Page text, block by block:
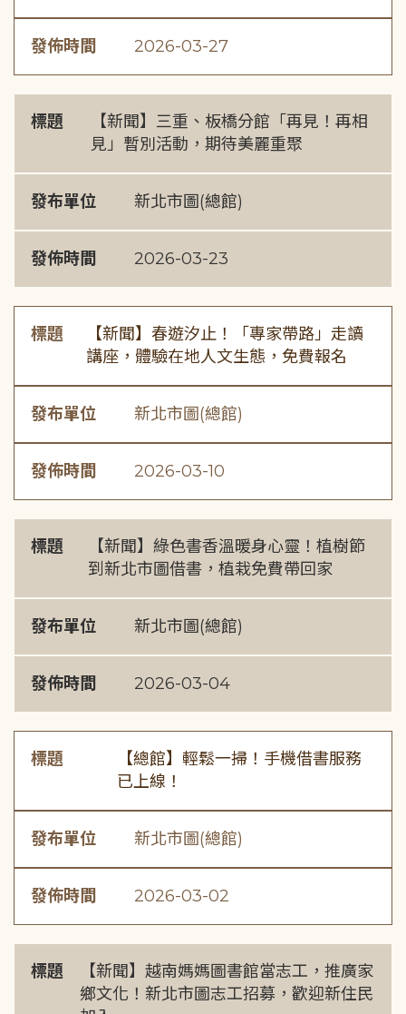
發佈時間 2026-03-27
標題
【新聞】三重、板橋分館「再見！再相
見」暫別活動，期待美麗重聚
發布單位 新北市圖(總館)
發佈時間 2026-03-23
標題
【新聞】春遊汐止！「專家帶路」走讀
講座，體驗在地人文生態，免費報名
發布單位 新北市圖(總館)
發佈時間 2026-03-10
標題
【新聞】綠色書香溫暖身心靈！植樹節
到新北市圖借書，植栽免費帶回家
發布單位 新北市圖(總館)
發佈時間 2026-03-04
標題
【總館】輕鬆一掃！手機借書服務
已上線！
發布單位 新北市圖(總館)
發佈時間 2026-03-02
標題
【新聞】越南媽媽圖書館當志工，推廣家
鄉文化！新北市圖志工招募，歡迎新住民